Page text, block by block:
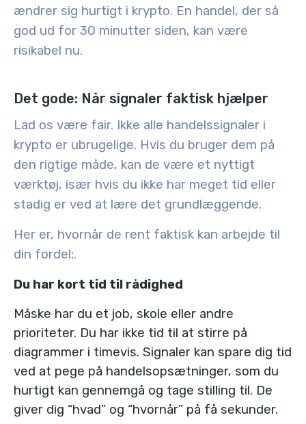
ændrer sig hurtigt i krypto. En handel, der så
god ud for 30 minutter siden, kan være
risikabel nu.
Det gode: Når signaler faktisk hjælper
Lad os være fair. Ikke alle handelssignaler i
krypto er ubrugelige. Hvis du bruger dem på
den rigtige måde, kan de være et nyttigt
værktøj, især hvis du ikke har meget tid eller
stadig er ved at lære det grundlæggende.
Her er, hvornår de rent faktisk kan arbejde til
din fordel:.
Du har kort tid til rådighed
Måske har du et job, skole eller andre
prioriteter. Du har ikke tid til at stirre på
diagrammer i timevis. Signaler kan spare dig tid
ved at pege på handelsopsætninger, som du
hurtigt kan gennemgå og tage stilling til. De
giver dig “hvad” og “hvornår” på få sekunder.